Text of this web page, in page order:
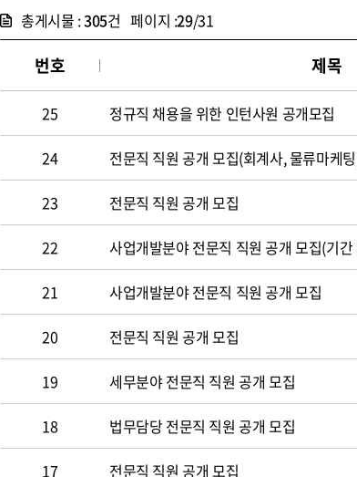
총게시물 :305건 페이지 :29/31
번호 제목
25 정규직 채용을 위한 인턴사원 공개모집
24 전문직 직원 공개 모집(회계사, 물류마케
23 전문직 직원 공개 모집
22 사업개발분야 전문직 직원 공개 모집(기간
21 사업개발분야 전문직 직원 공개 모집
20 전문직 직원 공개 모집
19 세무분야 전문직 직원 공개 모집
18 법무담당 전문직 직원 공개 모집
17 전문직 직원 공개 모집